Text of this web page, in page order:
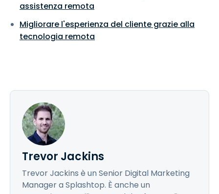
assistenza remota
Migliorare l'esperienza del cliente grazie alla
tecnologia remota
Trevor Jackins
Trevor Jackins è un Senior Digital Marketing
Manager a Splashtop. È anche un